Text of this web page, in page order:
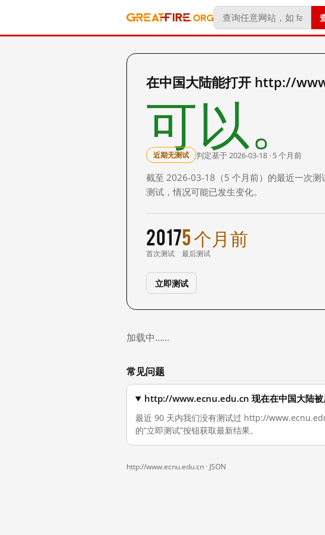
在中国大陆能打开 http://
可以。
近期无测试 判定基于 2026-03-18 · 5 个月前
截至 2026-03-18（5 个月前）的最近一次
测试，情况可能已发生变化。
2017
首次测试
5 个月前
最后测试
立即测试
加载中……
常见问题
http://www.ecnu.edu.cn 现在在中国大陆被
最近 90 天内我们没有测试过 http://
的“立即测试”按钮获取最新结果。
http://www.ecnu.edu.cn · JSON